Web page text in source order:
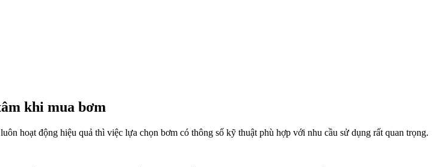
khi mua bơm
hoạt động hiệu quả thì việc lựa chọn bơm có thông số kỹ thuật phù hợp với nhu cầu sử dụng rất quan trọng.